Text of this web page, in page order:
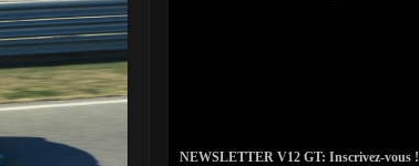
NEWSLETTER V12 GT: Inscrivez-vous !